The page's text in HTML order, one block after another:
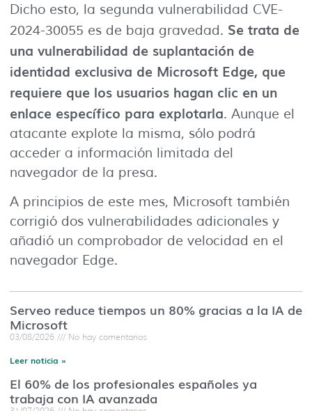
Dicho esto, la segunda vulnerabilidad CVE-
2024-30055 es de baja gravedad. Se trata de
una vulnerabilidad de suplantación de
identidad exclusiva de Microsoft Edge, que
requiere que los usuarios hagan clic en un
enlace específico para explotarla. Aunque el
atacante explote la misma, sólo podrá
acceder a información limitada del
navegador de la presa.
A principios de este mes, Microsoft también
corrigió dos vulnerabilidades adicionales y
añadió un comprobador de velocidad en el
navegador Edge.
Serveo reduce tiempos un 80% gracias a la IA de
Microsoft
03/08/2026 No hay comentarios
Leer noticia »
El 60% de los profesionales españoles ya
trabaja con IA avanzada